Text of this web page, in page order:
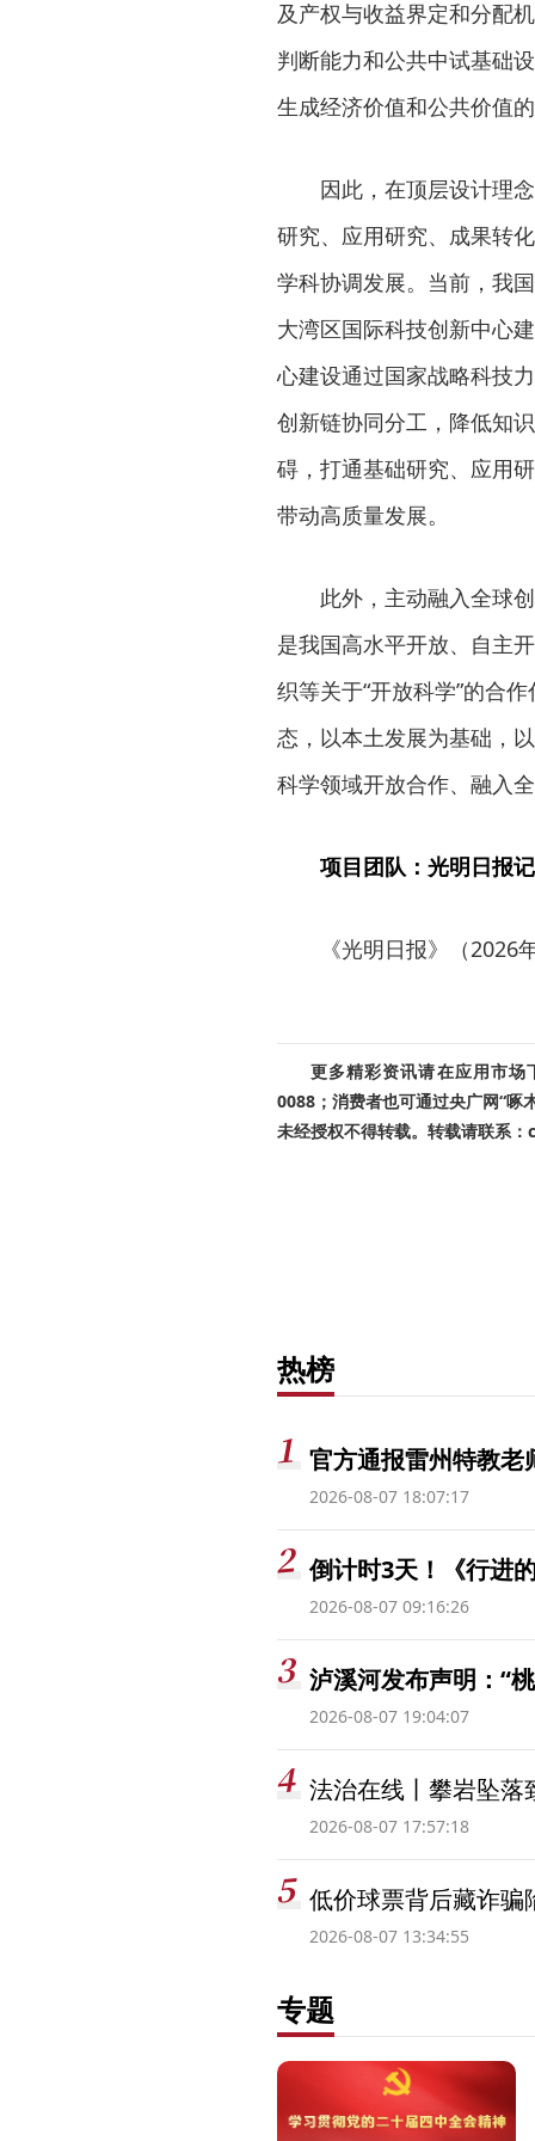
及产权与收益界定和分配
判断能力和公共中试基础
生成经济价值和公共价值
因此，在顶层设计理念
研究、应用研究、成果转
学科协调发展。当前，我
大湾区国际科技创新中心
心建设通过国家战略科技
创新链协同分工，降低知
碍，打通基础研究、应用
带动高质量发展。
此外，主动融入全球创
是我国高水平开放、自主
织等关于“开放科学”的合
态，以本土发展为基础，
科学领域开放合作、融入
项目团队：光明日报
《光明日报》（2026
更多精彩资讯请在应用市场
0088；消费者也可通过央广网“啄
未经授权不得转载。转载请联系
热榜
官方通报雷州特教老
2026-08-07 18:07:17
倒计时3天！《行进
2026-08-07 09:16:26
泸溪河发布声明：“
2026-08-07 19:04:07
法治在线丨攀岩坠落
2026-08-07 17:57:18
低价球票背后藏诈骗
2026-08-07 13:34:55
专题